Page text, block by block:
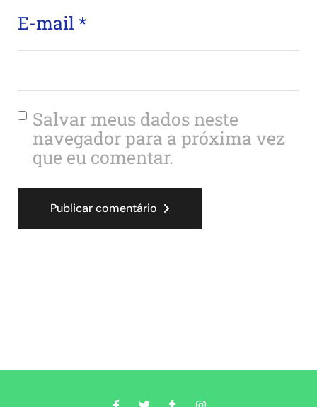
E-mail *
Salvar meus dados neste
navegador para a próxima vez
que eu comentar.
Publicar comentário